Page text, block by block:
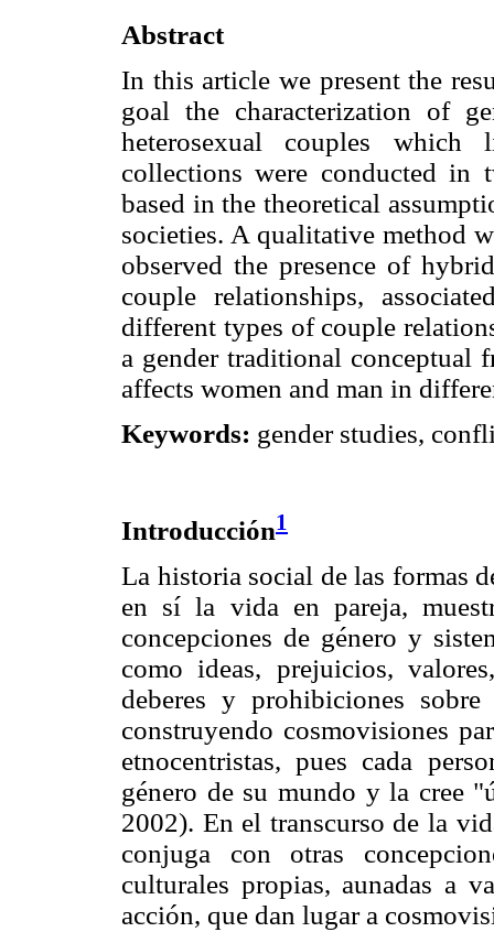
Abstract
In this article we present the
goal the characterization of
heterosexual couples
collections were conducted in
based in the theoretical
societies. A qualitative method
observed the presence of
couple relationships,
different types of couple
a gender traditional conceptual
affects women and man in
Keywords: gender studies,
Introducción1
La historia social de las formas
en sí la vida en pareja,
concepciones de género y
como ideas, prejuicios,
deberes y prohibiciones
construyendo cosmovisiones
etnocentristas, pues cada
género de su mundo y la cree
2002). En el transcurso de la
conjuga con otras
culturales propias, aunadas a
acción, que dan lugar a